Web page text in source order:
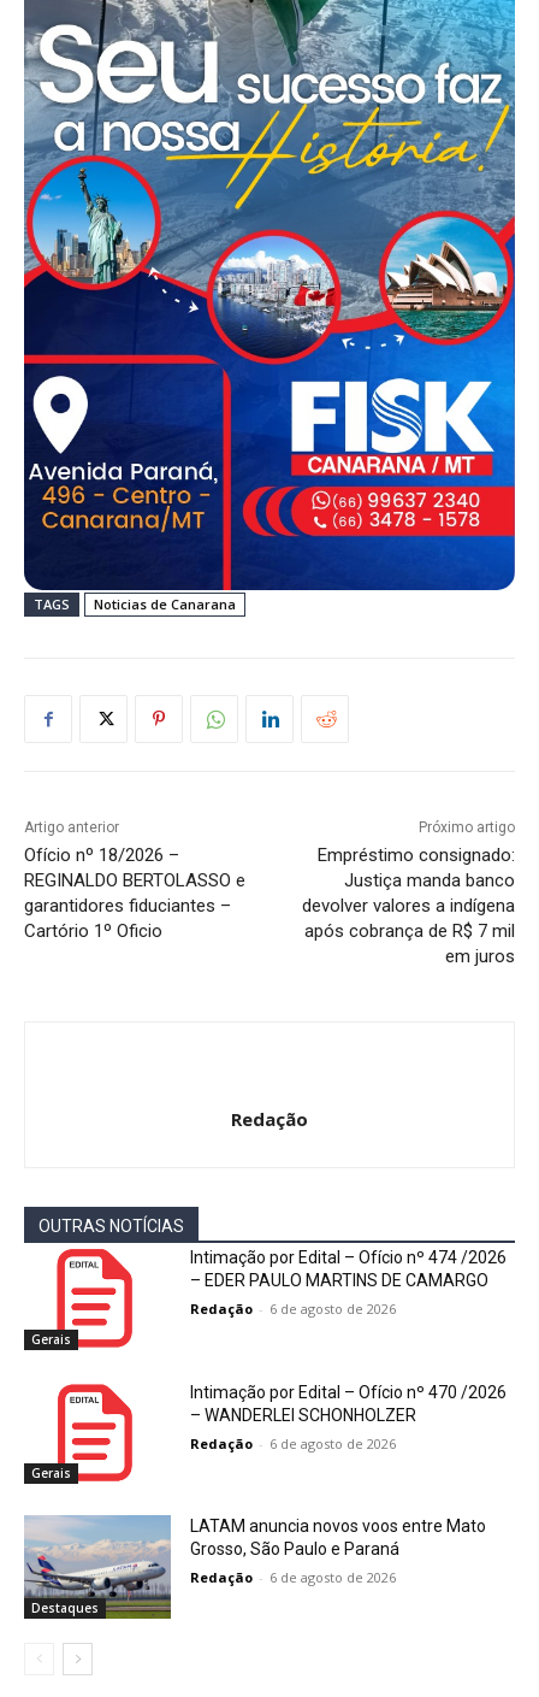
TAGS Noticias de Canarana
Artigo anterior
Ofício nº 18/2026 –
REGINALDO BERTOLASSO e
garantidores fiduciantes –
Cartório 1º Oficio
Próximo artigo
Empréstimo consignado:
Justiça manda banco
devolver valores a indígena
após cobrança de R$ 7 mil
em juros
Redação
OUTRAS NOTÍCIAS
Gerais
Intimação por Edital – Ofício nº 474 /2026
– EDER PAULO MARTINS DE CAMARGO
Redação - 6 de agosto de 2026
Gerais
Intimação por Edital – Ofício nº 470 /2026
– WANDERLEI SCHONHOLZER
Redação - 6 de agosto de 2026
Destaques
LATAM anuncia novos voos entre Mato
Grosso, São Paulo e Paraná
Redação - 6 de agosto de 2026